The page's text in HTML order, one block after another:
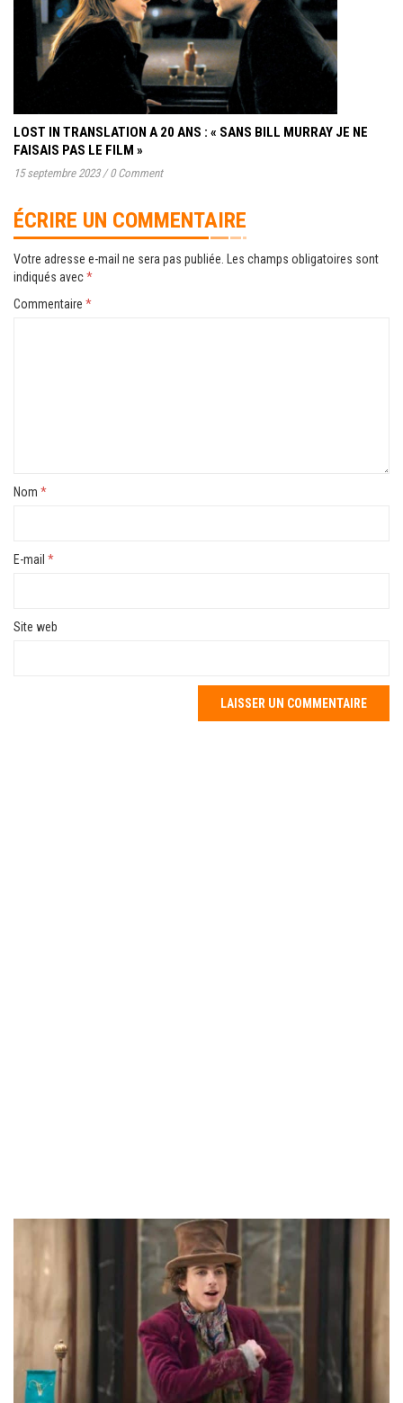
LOST IN TRANSLATION A 20 ANS : « SANS BILL MURRAY JE NE
FAISAIS PAS LE FILM »
15 septembre 2023 / 0 Comment
ÉCRIRE UN COMMENTAIRE
Votre adresse e-mail ne sera pas publiée. Les champs obligatoires sont
indiqués avec*
Commentaire *
Nom *
E-mail *
Site web